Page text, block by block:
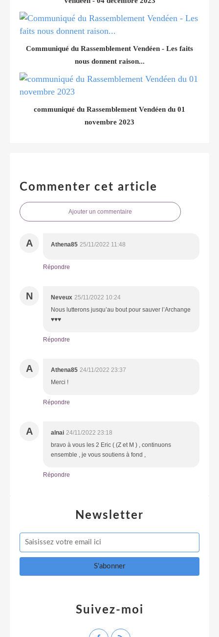
Communiqué du Rassemblement Vendéen - Les faits
nous donnent raison...
communiqué du Rassemblement Vendéen du 01
novembre 2023
Commenter cet article
Ajouter un commentaire
A Athena85 25/11/2022 11:48
Répondre
N Neveux 25/11/2022 10:24
Nous lutterons jusqu’au bout pour sauver l’Archange
♥️♥️♥️
Répondre
A Athena85 24/11/2022 23:37
Merci !
Répondre
A alnai 24/11/2022 23:18
bravo à vous les 2 Eric ( (Z et M ) , continuons
ensemble , je vous soutiens à fond ,
Répondre
Newsletter
Suivez-moi